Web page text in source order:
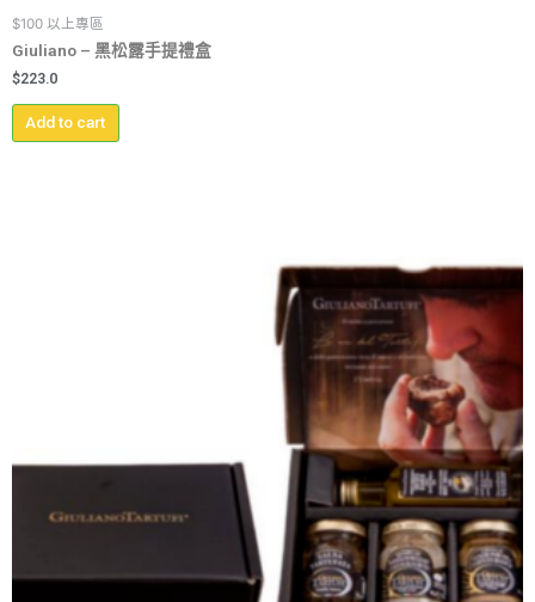
$100 以上專區
Giuliano – 黑松露手提禮盒
$223.0
Add to cart